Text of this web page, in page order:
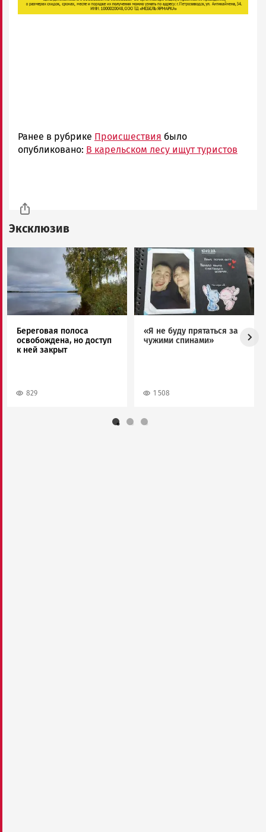
Ранее в рубрике Происшествия было
опубликовано: В карельском лесу ищут туристов
Эксклюзив
Береговая полоса
освобождена, но доступ
к ней закрыт
829
Image
«Я не буду прятаться за
чужими спинами»
1 508